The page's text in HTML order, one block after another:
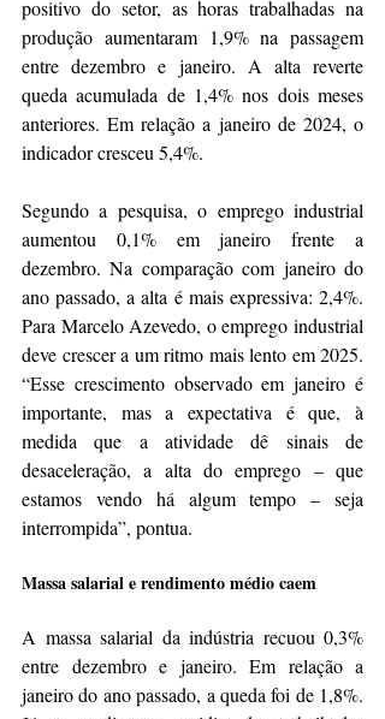
positivo do setor, as horas trabalhadas na
produção aumentaram 1,9% na passagem
entre dezembro e janeiro. A alta reverte
queda acumulada de 1,4% nos dois meses
anteriores. Em relação a janeiro de 2024, o
indicador cresceu 5,4%.
Segundo a pesquisa, o emprego industrial
aumentou 0,1% em janeiro frente a
dezembro. Na comparação com janeiro do
ano passado, a alta é mais expressiva: 2,4%.
Para Marcelo Azevedo, o emprego industrial
deve crescer a um ritmo mais lento em 2025.
“Esse crescimento observado em janeiro é
importante, mas a expectativa é que, à
medida que a atividade dê sinais de
desaceleração, a alta do emprego – que
estamos vendo há algum tempo – seja
interrompida”, pontua.
Massa salarial e rendimento médio caem
A massa salarial da indústria recuou 0,3%
entre dezembro e janeiro. Em relação a
janeiro do ano passado, a queda foi de 1,8%.